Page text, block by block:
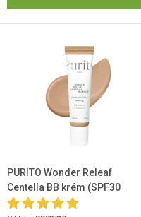
PURITO Wonder Releaf
Centella BB krém (SPF30
PA+++) #27 - Sand beige 30ml